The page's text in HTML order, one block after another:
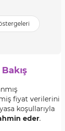
fiyat verilerini
koşullarıyla
eder.